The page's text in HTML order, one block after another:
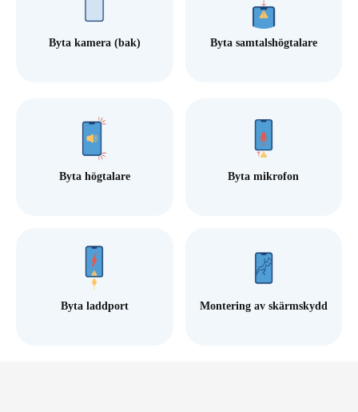
Byta kamera (bak) Byta samtalshögtalare
Byta högtalare Byta mikrofon
Byta laddport Montering av skärmskydd